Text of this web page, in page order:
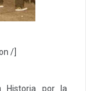
/]
Historia por la